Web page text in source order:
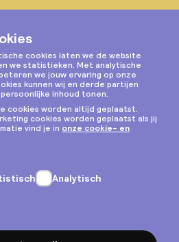
Instagram
& cookies
voorwaarden